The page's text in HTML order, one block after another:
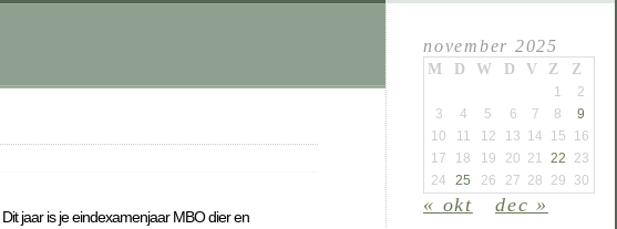
jaar is je eindexamenjaar MBO dier en
november 2025
M D W D V Z Z
1
2
3
4 5 6 7 8
9
10
11 12 13 14 15
16
17
18 19 20 21 22
23
24
25 26 27 28 29 30
« okt
dec »